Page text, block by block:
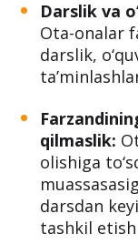
Darslik va
Ota-onalar
darslik,
qilmaslik:
olishiga
darsdan
tashkil